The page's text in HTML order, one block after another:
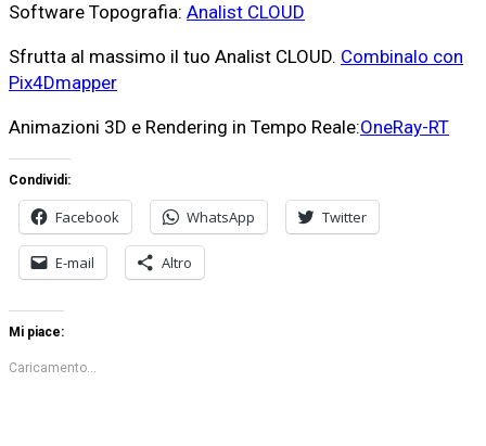
Software Topografia: Analist CLOUD
Sfrutta al massimo il tuo Analist CLOUD. Combinalo con
Pix4Dmapper
Animazioni 3D e Rendering in Tempo Reale:OneRay-RT
Condividi:
Facebook WhatsApp Twitter
E-mail Altro
Mi piace:
Caricamento...